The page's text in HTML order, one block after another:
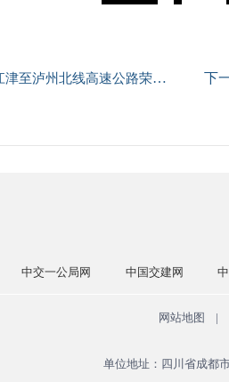
高速公路荣获“中交集团2025年优质工程奖”
下
中国交建网 中国交通新闻
网站地图 |
单位地址：四川省成都